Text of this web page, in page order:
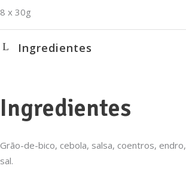
8 x 30g
Ingredientes
Ingredientes
Grão-de-bico, cebola, salsa, coentros, endro,
sal.